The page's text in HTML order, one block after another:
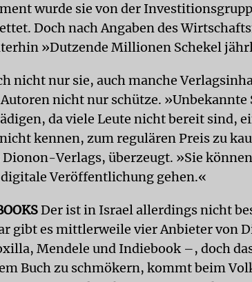
wurde sie von der
Doch nach Angaben des
»Dutzende Millionen Schekel
nicht nur sie, auch manche
nicht nur schütze.
da viele Leute nicht bereit sind,
kennen, zum regulären Preis zu
Dionon-Verlags, überzeugt. »Sie
Veröffentlichung gehen.«
Der ist in Israel allerdings nicht
gibt es mittlerweile vier Anbieter von
Mendele und Indiebook –, doch
Buch zu schmökern, kommt beim